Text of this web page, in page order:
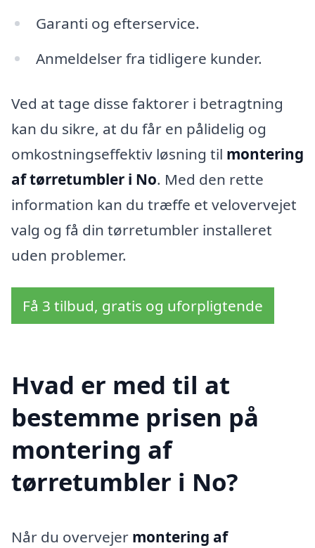
Garanti og efterservice.
Anmeldelser fra tidligere kunder.
Ved at tage disse faktorer i betragtning
kan du sikre, at du får en pålidelig og
omkostningseffektiv løsning til montering
af tørretumbler i No. Med den rette
information kan du træffe et velovervejet
valg og få din tørretumbler installeret
uden problemer.
Få 3 tilbud, gratis og uforpligtende
Hvad er med til at
bestemme prisen på
montering af
tørretumbler i No?
Når du overvejer montering af